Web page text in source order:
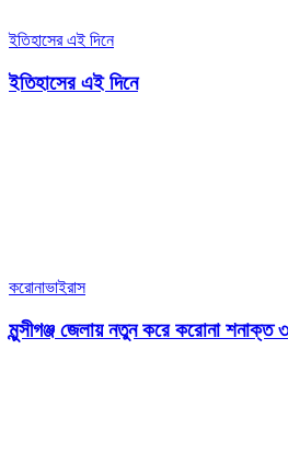
ইতিহাসের এই দিনে
ইতিহাসের এই দিনে
করোনাভাইরাস
মুন্সীগঞ্জ জেলায় নতুন করে করোনা